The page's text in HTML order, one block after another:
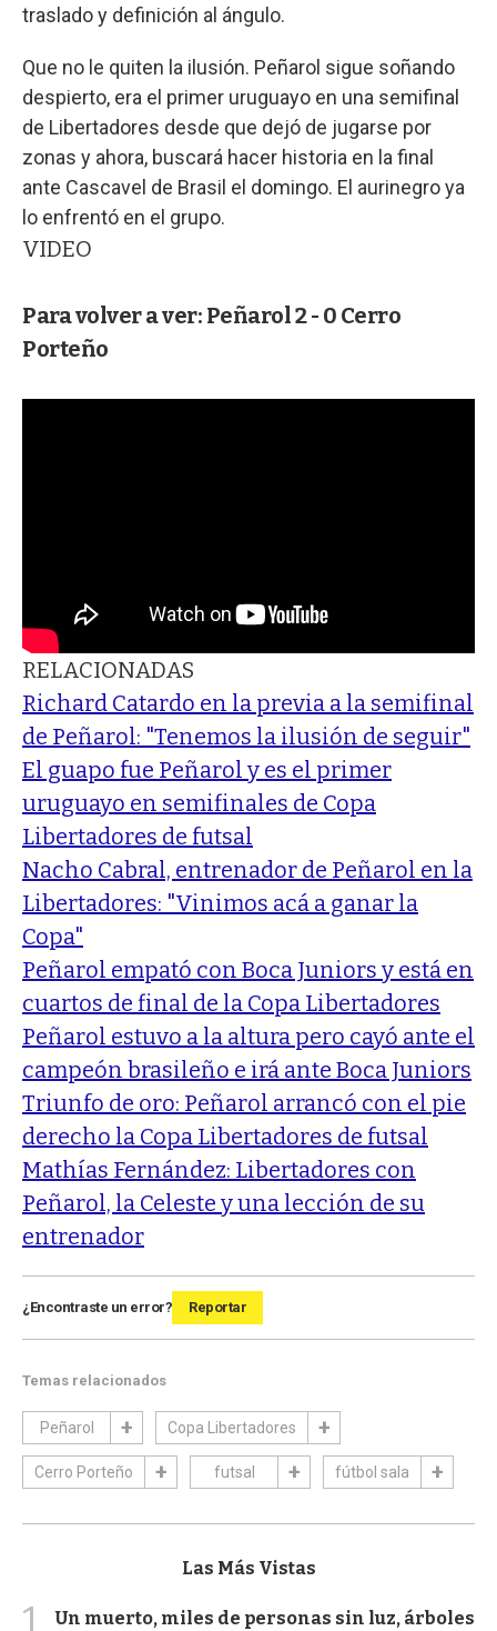
traslado y definición al ángulo.
Que no le quiten la ilusión. Peñarol sigue soñando
despierto, era el primer uruguayo en una semifinal
de Libertadores desde que dejó de jugarse por
zonas y ahora, buscará hacer historia en la final
ante Cascavel de Brasil el domingo. El aurinegro ya
lo enfrentó en el grupo.
VIDEO
Para volver a ver: Peñarol 2 - 0 Cerro
Porteño
RELACIONADAS
Richard Catardo en la previa a la semifinal
de Peñarol: "Tenemos la ilusión de seguir"
El guapo fue Peñarol y es el primer
uruguayo en semifinales de Copa
Libertadores de futsal
Nacho Cabral, entrenador de Peñarol en la
Libertadores: "Vinimos acá a ganar la
Copa"
Peñarol empató con Boca Juniors y está en
cuartos de final de la Copa Libertadores
Peñarol estuvo a la altura pero cayó ante el
campeón brasileño e irá ante Boca Juniors
Triunfo de oro: Peñarol arrancó con el pie
derecho la Copa Libertadores de futsal
Mathías Fernández: Libertadores con
Peñarol, la Celeste y una lección de su
entrenador
¿Encontraste un error? Reportar
Temas relacionados
Peñarol Copa Libertadores
Cerro Porteño futsal fútbol sala
Las Más Vistas
1
Un muerto, miles de personas sin luz, árboles